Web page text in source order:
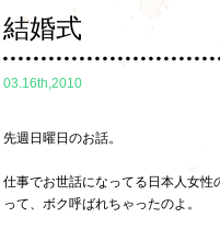
結婚式
03.16th,2010
先週日曜日のお話。
仕事でお世話になってる日本人女
って、ボク呼ばれちゃったのよ。